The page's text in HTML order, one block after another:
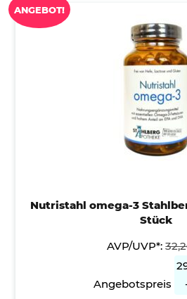
ANGEBOT!
Nutristahl omega-3
Stück
AVP/UVP*:
Angebotspreis